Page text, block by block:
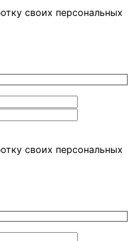
своих персональных
своих персональных